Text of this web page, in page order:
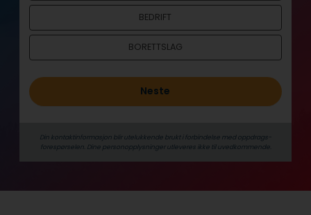
BEDRIFT
BORETTSLAG
Neste
Din kontaktinformasjon blir utelukkende brukt i forbindelse med oppdrags­
forespørselen. Dine person­­opplysninger utleveres ikke til uvedkommende.